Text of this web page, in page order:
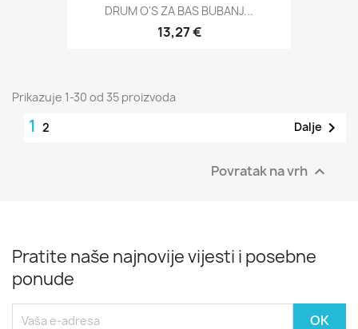
DRUM O'S ZA BAS BUBANJ...
13,27 €
Prikazuje 1-30 od 35 proizvoda
1 2 Dalje 
Povratak na vrh 
Pratite naše najnovije vijesti i posebne
ponude